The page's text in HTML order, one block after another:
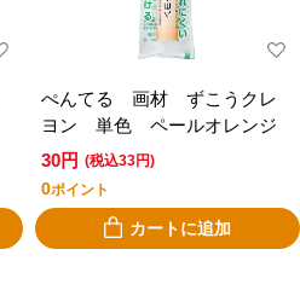
ぺんてる 画材 ずこうクレ
ヨン 単色 ペールオレンジ
30円 (税込33円)
0ポイント
カートに追加